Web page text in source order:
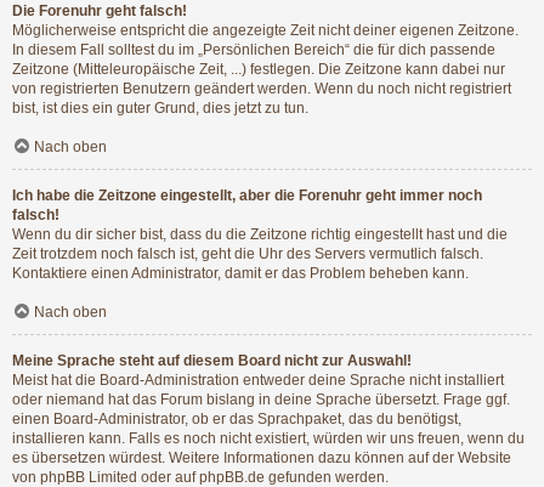
Die Forenuhr geht falsch!
Möglicherweise entspricht die angezeigte Zeit nicht deiner eigenen Zeitzone.
In diesem Fall solltest du im „Persönlichen Bereich“ die für dich passende
Zeitzone (Mitteleuropäische Zeit, ...) festlegen. Die Zeitzone kann dabei nur
von registrierten Benutzern geändert werden. Wenn du noch nicht registriert
bist, ist dies ein guter Grund, dies jetzt zu tun.
Nach oben
Ich habe die Zeitzone eingestellt, aber die Forenuhr geht immer noch
falsch!
Wenn du dir sicher bist, dass du die Zeitzone richtig eingestellt hast und die
Zeit trotzdem noch falsch ist, geht die Uhr des Servers vermutlich falsch.
Kontaktiere einen Administrator, damit er das Problem beheben kann.
Nach oben
Meine Sprache steht auf diesem Board nicht zur Auswahl!
Meist hat die Board-Administration entweder deine Sprache nicht installiert
oder niemand hat das Forum bislang in deine Sprache übersetzt. Frage ggf.
einen Board-Administrator, ob er das Sprachpaket, das du benötigst,
installieren kann. Falls es noch nicht existiert, würden wir uns freuen, wenn du
es übersetzen würdest. Weitere Informationen dazu können auf der Website
von phpBB Limited oder aufphpBB.de gefunden werden.